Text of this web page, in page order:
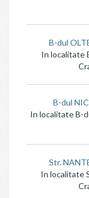
B-dul
In localitate
B-dul
In localitate B-
Str.
In localitate